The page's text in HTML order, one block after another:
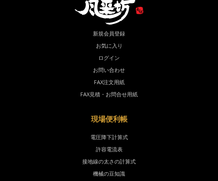
新規会員登録
お気に入り
ログイン
お問い合わせ
FAX注文用紙
FAX見積・お問合せ用紙
現場便利帳
電圧降下計算式
許容電流表
接地線の太さの計算式
機械の豆知識